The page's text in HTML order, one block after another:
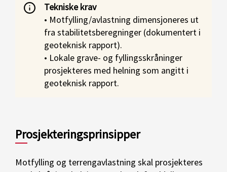
Tekniske krav
• Motfylling/avlastning dimensjoneres ut
fra stabilitetsberegninger (dokumentert i
geoteknisk rapport).
• Lokale grave- og fyllingsskråninger
prosjekteres med helning som angitt i
geoteknisk rapport.
Prosjekteringsprinsipper
Motfylling og terrengavlastning skal prosjekteres